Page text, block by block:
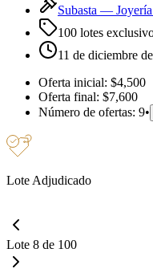
Subasta —
100 lotes
11 de diciembre
Oferta inicial: $4,500
Oferta final: $7,600
Número de ofertas: 9•
Lote Adjudicado
Lote 8 de 100